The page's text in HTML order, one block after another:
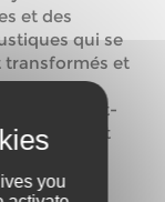
et des
qui se
transformés et
en avant-
sera rejoint
le
les
you